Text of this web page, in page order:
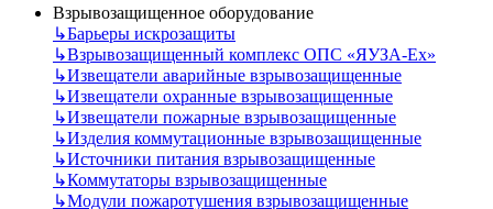
Взрывозащищенное оборудование
↳Барьеры искрозащиты
↳Взрывозащищенный комплекс ОПС «ЯУЗА-Ех»
↳Извещатели аварийные взрывозащищенные
↳Извещатели охранные взрывозащищенные
↳Извещатели пожарные взрывозащищенные
↳Изделия коммутационные взрывозащищенные
↳Источники питания взрывозащищенные
↳Коммутаторы взрывозащищенные
↳Модули пожаротушения взрывозащищенные